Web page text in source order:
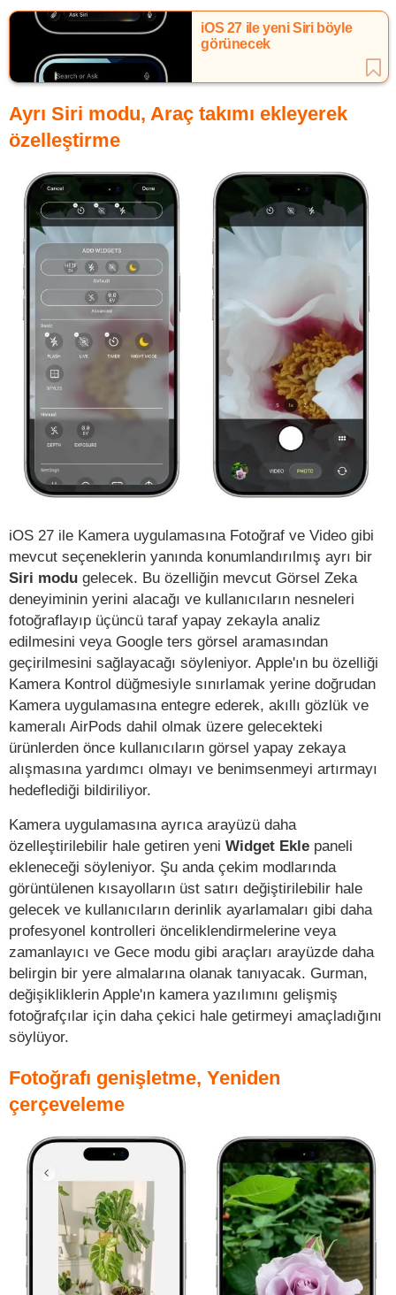
iOS 27 ile yeni Siri böyle
görünecek
Ayrı Siri modu, Araç takımı ekleyerek
özelleştirme
iOS 27 ile Kamera uygulamasına Fotoğraf ve Video gibi
mevcut seçeneklerin yanında konumlandırılmış ayrı bir
Siri modu gelecek. Bu özelliğin mevcut Görsel Zeka
deneyiminin yerini alacağı ve kullanıcıların nesneleri
fotoğraflayıp üçüncü taraf yapay zekayla analiz
edilmesini veya Google ters görsel aramasından
geçirilmesini sağlayacağı söyleniyor. Apple'ın bu özelliği
Kamera Kontrol düğmesiyle sınırlamak yerine doğrudan
Kamera uygulamasına entegre ederek, akıllı gözlük ve
kameralı AirPods dahil olmak üzere gelecekteki
ürünlerden önce kullanıcıların görsel yapay zekaya
alışmasına yardımcı olmayı ve benimsenmeyi artırmayı
hedeflediği bildiriliyor.
Kamera uygulamasına ayrıca arayüzü daha
özelleştirilebilir hale getiren yeni Widget Ekle paneli
ekleneceği söyleniyor. Şu anda çekim modlarında
görüntülenen kısayolların üst satırı değiştirilebilir hale
gelecek ve kullanıcıların derinlik ayarlamaları gibi daha
profesyonel kontrolleri önceliklendirmelerine veya
zamanlayıcı ve Gece modu gibi araçları arayüzde daha
belirgin bir yere almalarına olanak tanıyacak. Gurman,
değişikliklerin Apple'ın kamera yazılımını gelişmiş
fotoğrafçılar için daha çekici hale getirmeyi amaçladığını
söylüyor.
Fotoğrafı genişletme, Yeniden
çerçeveleme